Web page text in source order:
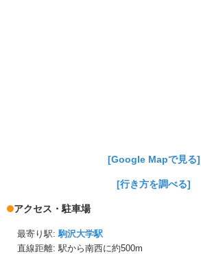
[Google Mapで見る]
[行き方を調べる]
アクセス・駐車場
最寄り駅: 駒沢大学駅
直線距離: 駅から南西に約500m